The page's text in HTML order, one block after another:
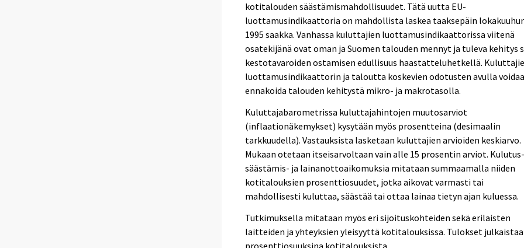
kotitalouden säästämismahdollisuudet. Tätä uutta EU-
luottamusindikaattoria on mahdollista laskea taaksepäin
1995 saakka. Vanhassa kuluttajien luottamusindikaattorissa viitenä
osatekijänä ovat oman ja Suomen talouden mennyt ja tuleva kehitys
kestotavaroiden ostamisen edullisuus haastatteluhetkellä.
luottamusindikaattorin ja taloutta koskevien odotusten avulla
ennakoida talouden kehitystä mikro- ja makrotasolla.
Kuluttajabarometrissa kuluttajahintojen muutosarviot
(inflaationäkemykset) kysytään myös prosentteina (desimaalin
tarkkuudella). Vastauksista lasketaan kuluttajien arvioiden keskiarvo.
Mukaan otetaan itseisarvoltaan vain alle 15 prosentin arviot.
säästämis- ja lainanottoaikomuksia mitataan summaamalla niiden
kotitalouksien prosenttiosuudet, jotka aikovat varmasti tai
mahdollisesti kuluttaa, säästää tai ottaa lainaa tietyn ajan kuluessa.
Tutkimuksella mitataan myös eri sijoituskohteiden sekä erilaisten
laitteiden ja yhteyksien yleisyyttä kotitalouksissa. Tulokset
prosenttiosuuksina kotitalouksista.